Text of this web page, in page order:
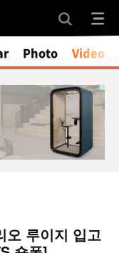
Photo Video
오 루이지 입고